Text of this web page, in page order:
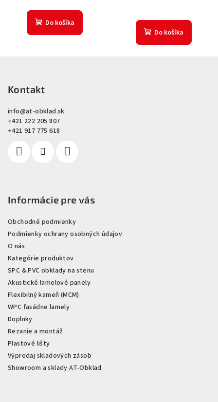
Do košíka
Do košíka
Kontakt
info@at-obklad.sk
+421 222 205 807
+421 917 775 618
Informácie pre vás
Obchodné podmienky
Podmienky ochrany osobných údajov
O nás
Kategórie produktov
SPC & PVC obklady na stenu
Akustické lamelové panely
Flexibilný kameň (MCM)
WPC fasádne lamely
Doplnky
Rezanie a montáž
Plastové lišty
Výpredaj skladových zásob
Showroom a sklady AT-Obklad